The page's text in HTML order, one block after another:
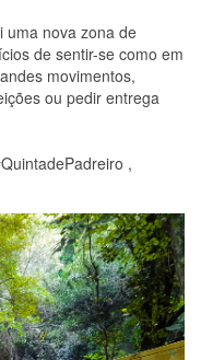
uma nova zona de
de sentir-se como em
movimentos,
ou pedir entrega
,